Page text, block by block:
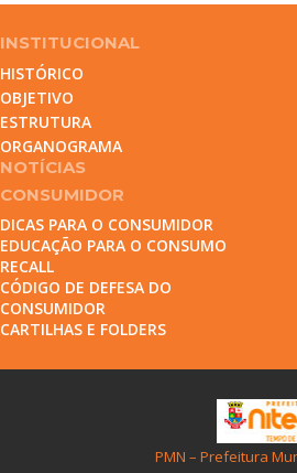
INSTITUCIONAL
HISTÓRICO
OBJETIVO
ESTRUTURA
ORGANOGRAMA
NOTÍCIAS
CONSUMIDOR
DICAS PARA O CONSUMIDOR
EDUCAÇÃO PARA O CONSUMO
RECALL
CÓDIGO DE DEFESA DO
CONSUMIDOR
CARTILHAS E FOLDERS
PMN – Prefeitura